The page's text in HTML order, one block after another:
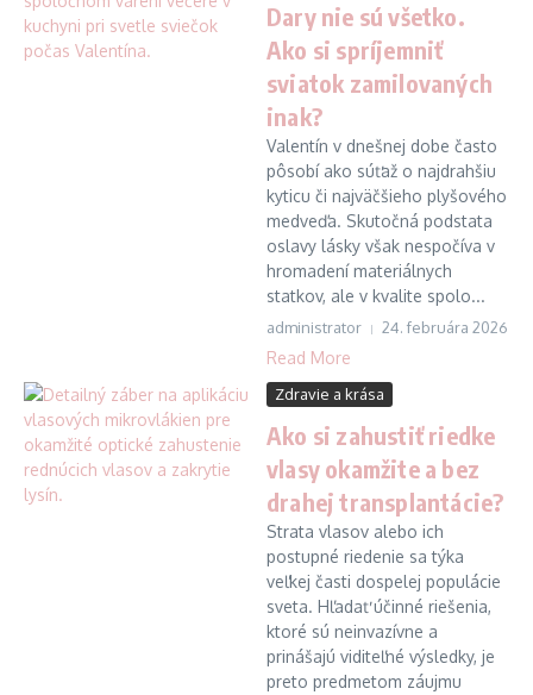
Dary nie sú všetko.
Ako si spríjemniť
sviatok zamilovaných
inak?
Valentín v dnešnej dobe často
pôsobí ako súťaž o najdrahšiu
kyticu či najväčšieho plyšového
medveďa. Skutočná podstata
oslavy lásky však nespočíva v
hromadení materiálnych
statkov, ale v kvalite spolo...
administrator 24. februára 2026
Read More
Zdravie a krása
Ako si zahustiť riedke
vlasy okamžite a bez
drahej transplantácie?
Strata vlasov alebo ich
postupné riedenie sa týka
veľkej časti dospelej populácie
sveta. Hľadať účinné riešenia,
ktoré sú neinvazívne a
prinášajú viditeľné výsledky, je
preto predmetom záujmu